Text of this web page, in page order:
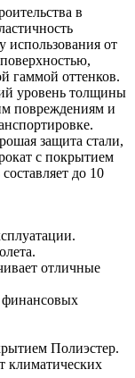
в
использования от
гаммой оттенков.
уровень толщины
повреждениям и
защита стали,
с покрытием
до 10
отличные
финансовых
Полиэстер.
климатических